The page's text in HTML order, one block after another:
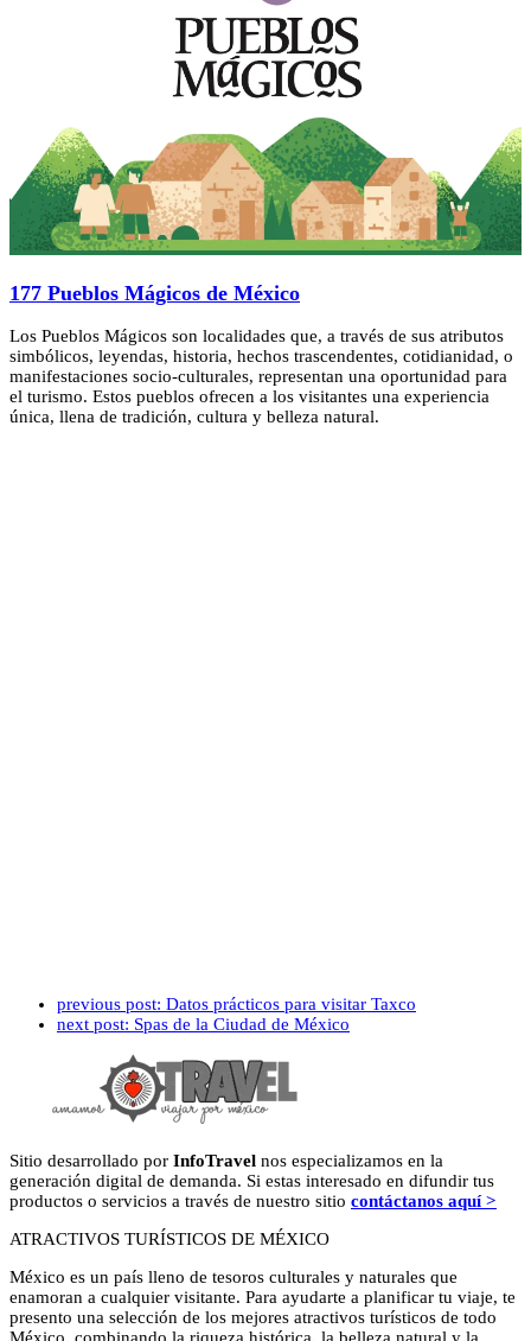
177 Pueblos Mágicos de México
Los Pueblos Mágicos son localidades que, a través de sus atributos
simbólicos, leyendas, historia, hechos trascendentes, cotidianidad, o
manifestaciones socio-culturales, representan una oportunidad para
el turismo. Estos pueblos ofrecen a los visitantes una experiencia
única, llena de tradición, cultura y belleza natural.
previous post: Datos prácticos para visitar Taxco
next post: Spas de la Ciudad de México
Sitio desarrollado por InfoTravel nos especializamos en la
generación digital de demanda. Si estas interesado en difundir tus
productos o servicios a través de nuestro sitio contáctanos aquí >
ATRACTIVOS TURÍSTICOS DE MÉXICO
México es un país lleno de tesoros culturales y naturales que
enamoran a cualquier visitante. Para ayudarte a planificar tu viaje, te
presento una selección de los mejores atractivos turísticos de todo